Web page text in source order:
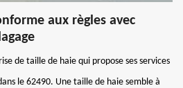
aux règles avec
de taille de haie qui propose ses services
le 62490. Une taille de haie semble à